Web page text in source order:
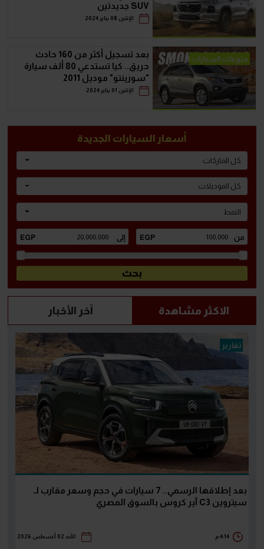
SUV جديدتين
الإثنين 08 يناير 2024
منوعات السيارات
بعد تسجيل أكثر من 160 حادث
حريق.. كيا تستدعي 80 ألف سيارة
"سورينتو" موديل 2011
الإثنين 01 يناير 2024
أسعار السيارات الجديدة
كل الماركات
كل الموديلات
النمط
الاكثر مشاهدة آخر الأخبار
تقارير
بعد إطلاقها الرسمي.. 7 سيارات في حجم وسعر مقارب لـ
سيتروين C3 آير كروس بالسوق المصري
4:14 م الأحد 02 أغسطس 2026